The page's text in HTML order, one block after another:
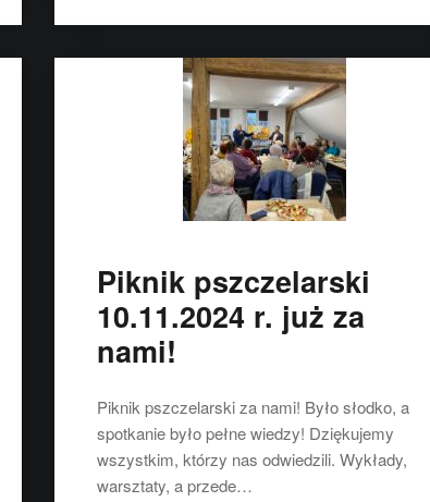
Piknik pszczelarski
10.11.2024 r. już za
nami!
Piknik pszczelarski za nami! Było słodko, a
spotkanie było pełne wiedzy! Dziękujemy
wszystkim, którzy nas odwiedzili. Wykłady,
warsztaty, a przede…